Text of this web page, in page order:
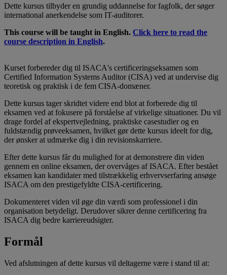
Dette kursus tilbyder en grundig uddannelse for fagfolk, der søger
international anerkendelse som IT-auditorer.
This course will be taught in English. Click here to read the
course description in English.
Kurset forbereder dig til ISACA's certificeringseksamen som
Certified Information Systems Auditor (CISA) ved at undervise dig
teoretisk og praktisk i de fem CISA-domæner.
Dette kursus tager skridtet videre end blot at forberede dig til
eksamen ved at fokusere på forståelse af virkelige situationer. Du vil
drage fordel af ekspertvejledning, praktiske casestudier og en
fuldstændig prøveeksamen, hvilket gør dette kursus ideelt for dig,
der ønsker at udmærke dig i din revisionskarriere.
Efter dette kursus får du mulighed for at demonstrere din viden
gennem en online eksamen, der overvåges af ISACA. Efter bestået
eksamen kan kandidater med tilstrækkelig erhvervserfaring ansøge
ISACA om den prestigefyldte CISA-certificering.
Dokumenteret viden vil øge din værdi som professionel i din
organisation betydeligt. Derudover sikrer denne certificering fra
ISACA dig bedre karriereudsigter.
Formål
Ved afslutningen af dette kursus vil deltagerne være i stand til at: